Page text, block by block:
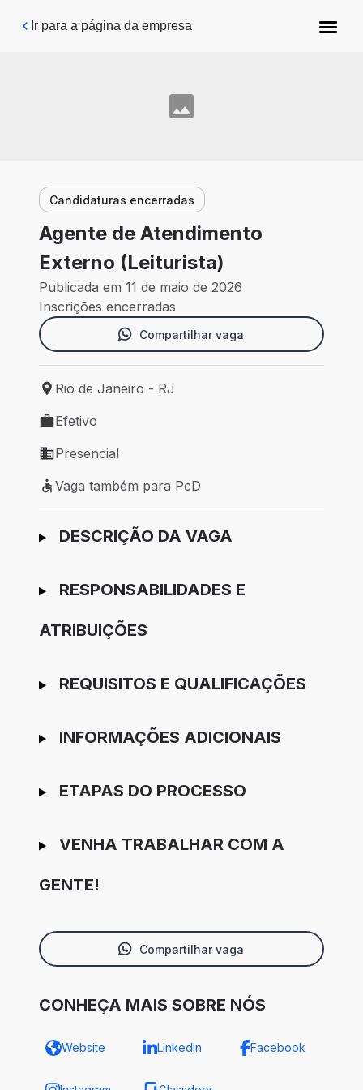
Pular para o conteúdo principal
Ir para a página da empresa
Candidaturas encerradas
Agente de Atendimento
Externo (Leiturista)
Publicada em 11 de maio de 2026
Inscrições encerradas
Compartilhar vaga
Local de trabalho: Rio de Janeiro - RJ
Rio de Janeiro - RJ
Tipo de vaga: Efetivo
Efetivo
Modelo de trabalho: Presencial
Presencial
Vaga também para PcD
Vaga também para PcD
Ir para candidatura
DESCRIÇÃO DA VAGA
RESPONSABILIDADES E
ATRIBUIÇÕES
REQUISITOS E QUALIFICAÇÕES
INFORMAÇÕES ADICIONAIS
ETAPAS DO PROCESSO
VENHA TRABALHAR COM A
GENTE!
Compartilhar vaga
CONHEÇA MAIS SOBRE NÓS
Website LinkedIn Facebook